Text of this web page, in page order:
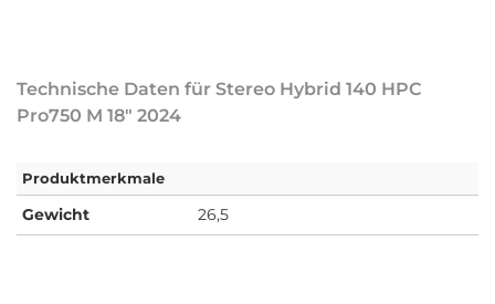
Technische Daten für Stereo Hybrid 140 HPC
Pro750 M 18" 2024
Produktmerkmale
Gewicht 26,5